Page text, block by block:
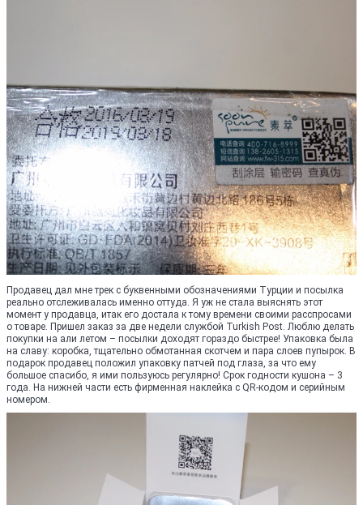
Продавец дал мне трек с буквенными обозначениями Турции и посылка
реально отслеживалась именно оттуда. Я уж не стала выяснять этот
момент у продавца, итак его достала к тому времени своими расспросами
о товаре. Пришел заказ за две недели службой Turkish Post. Люблю делать
покупки на али летом – посылки доходят гораздо быстрее! Упаковка была
на славу: коробка, тщательно обмотанная скотчем и пара слоев пупырок. В
подарок продавец положил упаковку патчей под глаза, за что ему
большое спасибо, я ими пользуюсь регулярно! Срок годности кушона – 3
года. На нижней части есть фирменная наклейка с QR-кодом и серийным
номером.